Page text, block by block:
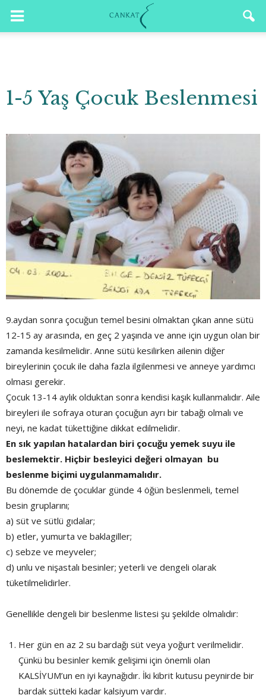
1-5 Yaş Çocuk Beslenmesi
9.aydan sonra çocuğun temel besini olmaktan çıkan anne sütü
12-15 ay arasında, en geç 2 yaşında ve anne için uygun olan bir
zamanda kesilmelidir. Anne sütü kesilirken ailenin diğer
bireylerinin çocuk ile daha fazla ilgilenmesi ve anneye yardımcı
olması gerekir.
Çocuk 13-14 aylık olduktan sonra kendisi kaşık kullanmalıdır. Aile
bireyleri ile sofraya oturan çocuğun ayrı bir tabağı olmalı ve
neyi, ne kadat tükettiğine dikkat edilmelidir.
En sık yapılan hatalardan biri çocuğu yemek suyu ile
beslemektir. Hiçbir besleyici değeri olmayan bu
beslenme biçimi uygulanmamalıdır.
Bu dönemde de çocuklar günde 4 öğün beslenmeli, temel
besin gruplarını;
a) süt ve sütlü gıdalar;
b) etler, yumurta ve baklagiller;
c) sebze ve meyveler;
d) unlu ve nişastalı besinler; yeterli ve dengeli olarak
tüketilmelidirler.
Genellikle dengeli bir beslenme listesi şu şekilde olmalıdır:
Her gün en az 2 su bardağı süt veya yoğurt verilmelidir.
Çünkü bu besinler kemik gelişimi için önemli olan
KALSİYUM’un en iyi kaynağıdır. İki kibrit kutusu peynirde bir
bardak sütteki kadar kalsiyum vardır.